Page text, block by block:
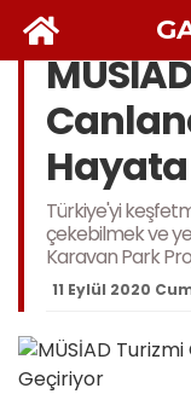
Türkiye'yi
çekebilmek ve
Karavan Park
11 Eylül 2020